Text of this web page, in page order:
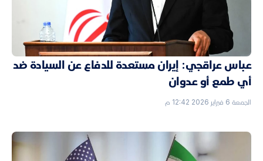
عباس عراقجي: إيران مستعدة للدفاع عن السيادة ضد
أي طمع أو عدوان
الجمعة 6 فبراير 2026 12:42 م